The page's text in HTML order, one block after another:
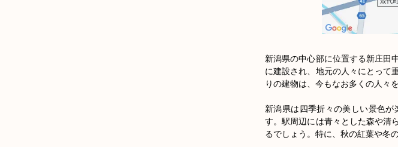
新潟県の中心部に位置する新庄田
に建設され、地元の人々にとって
りの建物は、今もなお多くの人々
新潟県は四季折々の美しい景色
す。駅周辺には青々とした森や清
るでしょう。特に、秋の紅葉や冬